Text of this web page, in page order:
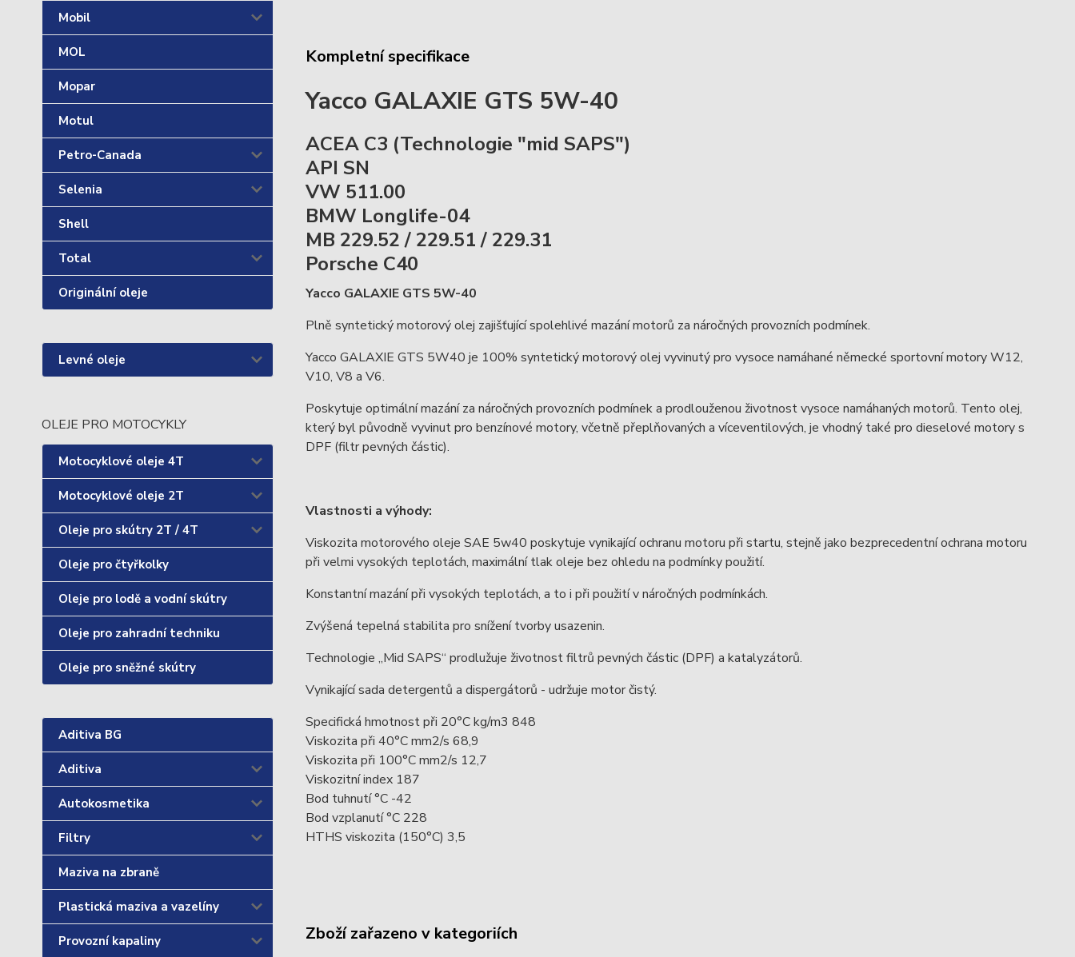
Mobil
MOL
Mopar
Motul
Petro-Canada
Selenia
Shell
Total
Originální oleje
Levné oleje
OLEJE PRO MOTOCYKLY
Motocyklové oleje 4T
Motocyklové oleje 2T
Oleje pro skútry 2T / 4T
Oleje pro čtyřkolky
Oleje pro lodě a vodní skútry
Oleje pro zahradní techniku
Oleje pro sněžné skútry
Aditiva BG
Aditiva
Autokosmetika
Filtry
Maziva na zbraně
Plastická maziva a vazelíny
Provozní kapaliny
Kompletní specifikace
Yacco GALAXIE GTS 5W-40
ACEA C3 (Technologie "mid SAPS")
API SN
VW 511.00
BMW Longlife-04
MB 229.52 / 229.51 / 229.31
Porsche C40
Yacco GALAXIE GTS 5W-40
Plně syntetický motorový olej zajišťující spolehlivé mazání motorů za náročných provozních podmínek.
Yacco GALAXIE GTS 5W40 je 100% syntetický motorový olej vyvinutý pro vysoce namáhané německé sportovní motory W12,
V10, V8 a V6.
Poskytuje optimální mazání za náročných provozních podmínek a prodlouženou životnost vysoce namáhaných motorů. Tento olej,
který byl původně vyvinut pro benzínové motory, včetně přeplňovaných a víceventilových, je vhodný také pro dieselové motory s
DPF (filtr pevných částic).
Vlastnosti a výhody:
Viskozita motorového oleje SAE 5w40 poskytuje vynikající ochranu motoru při startu, stejně jako bezprecedentní ochrana motoru
při velmi vysokých teplotách, maximální tlak oleje bez ohledu na podmínky použití.
Konstantní mazání při vysokých teplotách, a to i při použití v náročných podmínkách.
Zvýšená tepelná stabilita pro snížení tvorby usazenin.
Technologie „Mid SAPS“ prodlužuje životnost filtrů pevných částic (DPF) a katalyzátorů.
Vynikající sada detergentů a dispergátorů - udržuje motor čistý.
Specifická hmotnost při 20°C kg/m3 848
Viskozita při 40°C mm2/s 68,9
Viskozita při 100°C mm2/s 12,7
Viskozitní index 187
Bod tuhnutí °C -42
Bod vzplanutí °C 228
HTHS viskozita (150°C) 3,5
Zboží zařazeno v kategoriích